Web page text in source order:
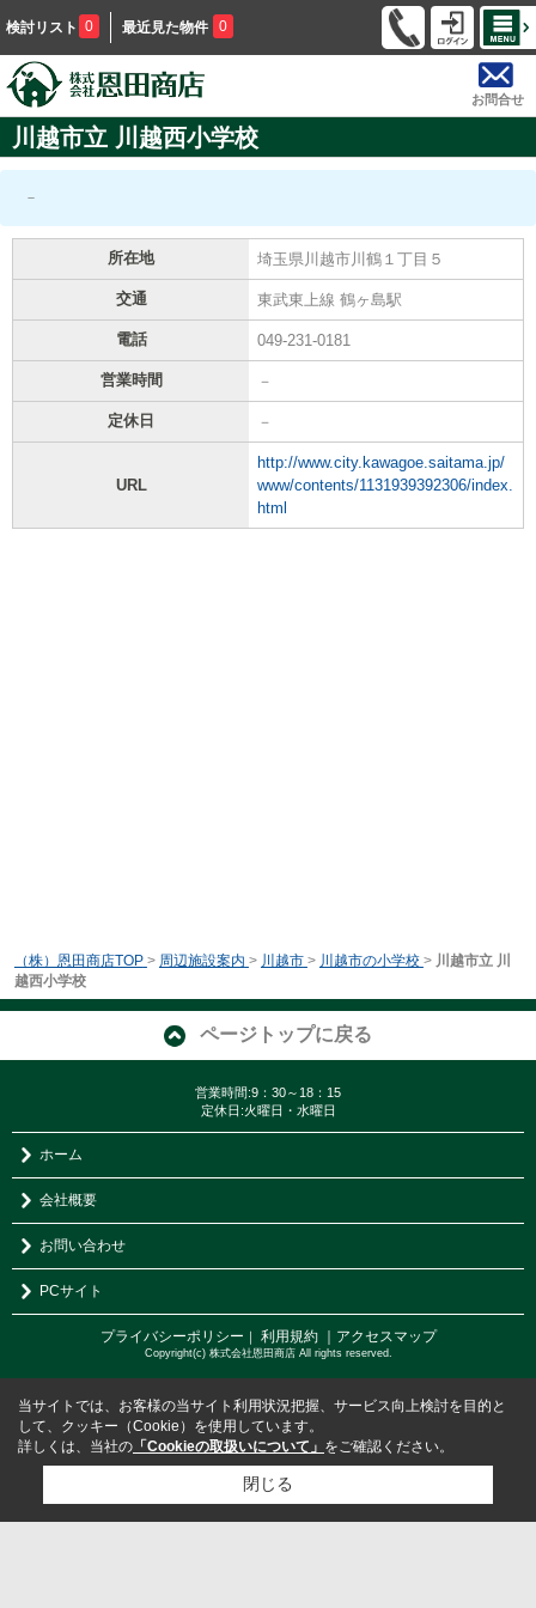
検討リスト 0 最近見た物件 0
お問合せ
川越市立 川越西小学校
－
所在地 埼玉県川越市川鶴１丁目５
交通 東武東上線 鶴ヶ島駅
電話 049-231-0181
営業時間 －
定休日 －
URL
http://www.city.kawagoe.saitama.jp/
www/contents/1131939392306/index.
html
（株）恩田商店TOP > 周辺施設案内 > 川越市 > 川越市の小学校 > 川越市立 川
越西小学校
ページトップに戻る
営業時間:9：30～18：15
定休日:火曜日・水曜日
ホーム
会社概要
お問い合わせ
PCサイト
プライバシーポリシー ｜ 利用規約 ｜アクセスマップ
Copyright(c) 株式会社恩田商店 All rights reserved.
当サイトでは、お客様の当サイト利用状況把握、サービス向上検討を目的と
して、クッキー（Cookie）を使用しています。
詳しくは、当社の 「Cookieの取扱いについて」 をご確認ください。
閉じる